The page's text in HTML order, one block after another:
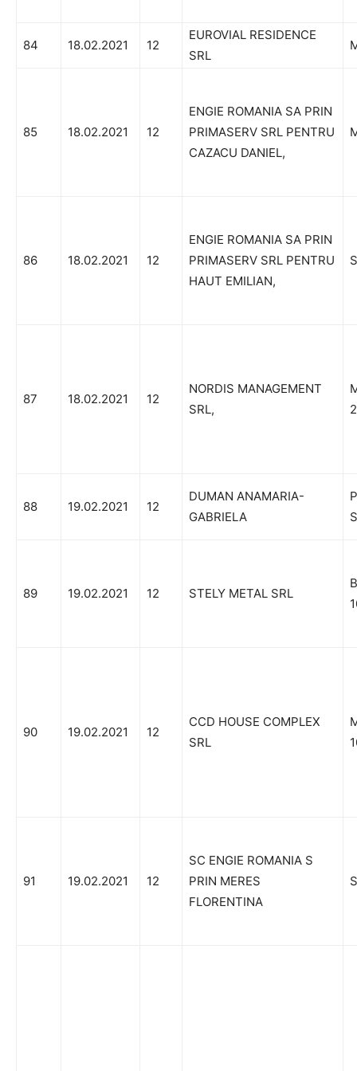
84 18.02.2021 12
EUROVIAL RESIDENCE
SRL
85 18.02.2021 12
ENGIE ROMANIA SA PRIN
PRIMASERV SRL PENTRU
CAZACU DANIEL,
86 18.02.2021 12
ENGIE ROMANIA SA PRIN
PRIMASERV SRL PENTRU
HAUT EMILIAN,
87 18.02.2021 12
NORDIS MANAGEMENT
SRL,
88 19.02.2021 12
DUMAN ANAMARIA-
GABRIELA
89 19.02.2021 12 STELY METAL SRL
90 19.02.2021 12
CCD HOUSE COMPLEX
SRL
91 19.02.2021 12
SC ENGIE ROMANIA S
PRIN MERES
FLORENTINA